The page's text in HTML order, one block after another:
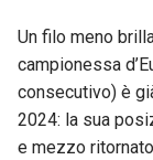
Un filo meno
campionessa
consecutivo) è
2024: la sua
e mezzo